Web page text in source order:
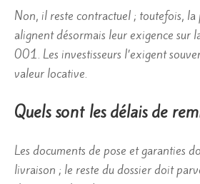
Non, il reste contractuel ; toutefois,
alignent désormais leur exigence
001. Les investisseurs l’exigent
valeur locative.
Quels sont les délais de
Les documents de pose et garanties
livraison ; le reste du dossier doit